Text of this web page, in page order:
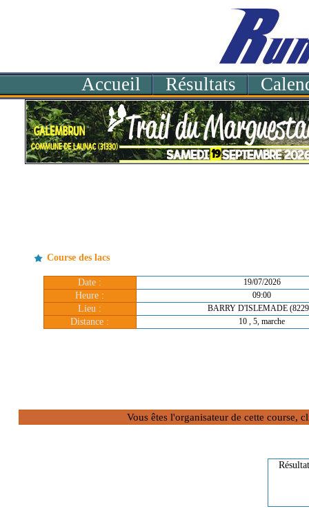
Accueil Résultats
Course des lacs
Date : 19/07/2026
Heure : 09:00
Lieu : BARRY D'ISLEMADE
Distance : 10 , 5, marche
Vous êtes l'organisateur de cette course,